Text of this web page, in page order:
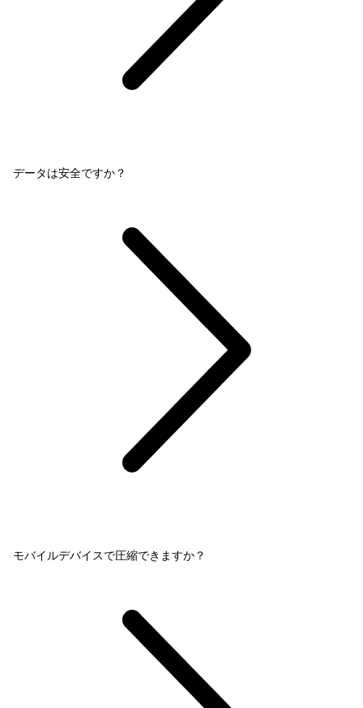
データは安全ですか？
モバイルデバイスで圧縮できますか？